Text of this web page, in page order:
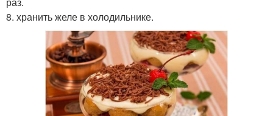
8. хранить желе в холодильнике.